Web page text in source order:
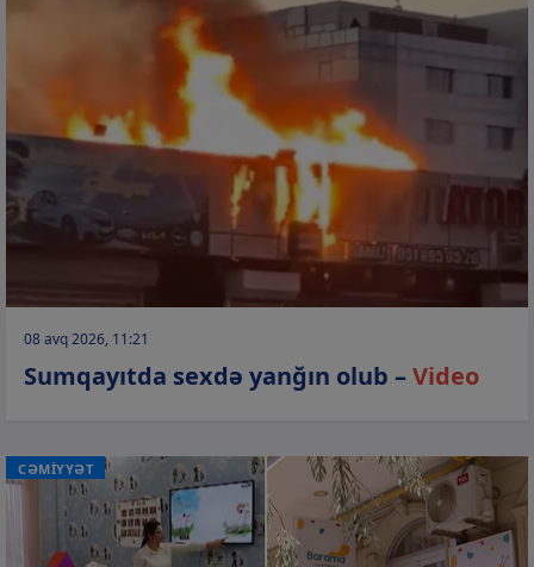
08 avq 2026, 11:21
Sumqayıtda sexdə yanğın olub –Video
CƏMİYYƏT